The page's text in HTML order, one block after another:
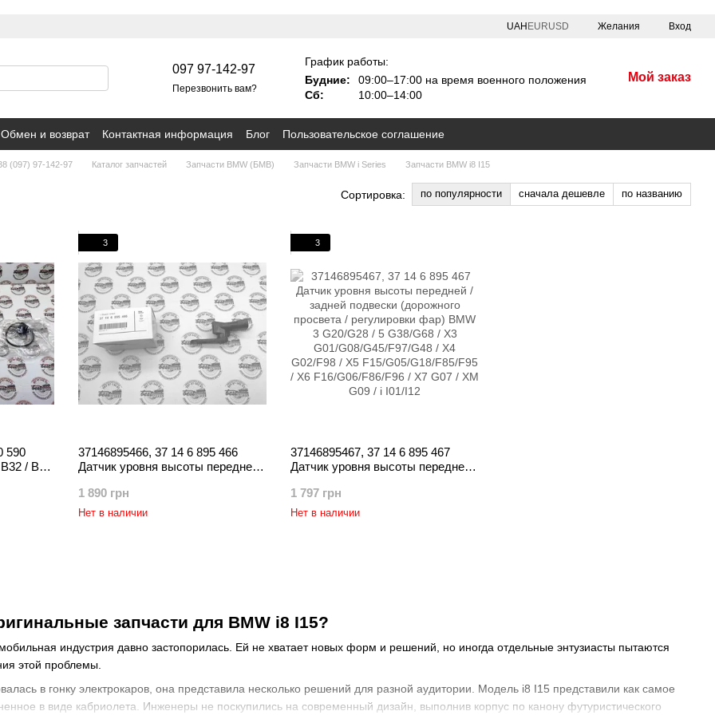
UAH EURUSD Желания Вход
097 97-142-97
Перезвонить вам?
График работы:
Будние:
09:00–17:00 на время военного положения
Сб:
10:00–14:00
Мой заказ
Обмен и возврат Контактная информация Блог Пользовательское соглашение
(097) 97-142-97 Каталог запчастей Запчасти BMW (БМВ) Запчасти BMW i Series Запчасти BMW i8 I15
Сортировка: по популярности сначала дешевле по названию
запчасти для BMW i8 I15?
индустрия давно застопорилась. Ей не хватает новых форм и решений, но иногда отдельные энтузиасты пытаются
этой проблемы.
в гонку электрокаров, она представила несколько решений для разной аудитории. Модель i8 I15 представили как самое
в виде кабриолета. Инженеры не поскупились на современный дизайн, выполнив корпус по канону футуристического
590
/ B37
/ 1
/ i
3
37146895466, 37 14 6 895 466
Датчик уровня высоты передней /
просвета / регулировки фар)
BMW 5
1 890 грн
Нет в наличии
3
37146895467, 37 14 6 895 467
Датчик уровня высоты передней /
просвета / регулировки фар)
BMW 3 G20/G28 / 5 G38/G68 / X3
1 797 грн
Нет в наличии